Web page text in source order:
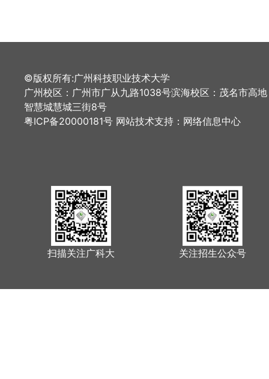
©版权所有:广州科技职业技术大学
广州校区：广州市广从九路1038号滨海校区：茂名市高地
智慧城慧城三街8号
粤ICP备20000181号 网站技术支持：网络信息中心
扫描关注广科大 关注招生公众号